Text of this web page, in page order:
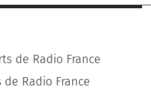
de Radio France
Radio France